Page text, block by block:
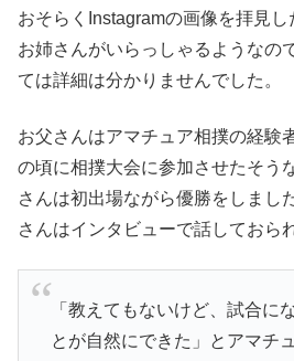
おそらくInstagramの画像を拝見
お姉さんがいらっしゃるようなの
ては詳細は分かりませんでした。
お父さんはアマチュア相撲の経験
の頃に相撲大会に参加させたそう
さんは初出場ながら優勝をしまし
さんはインタビューで話しておら
「教えてもないけど、試合に
とが自然にできた」とアマチ